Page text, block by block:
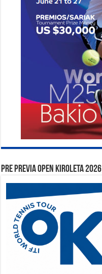
PRE PREVIA OPEN KIROLETA 2026